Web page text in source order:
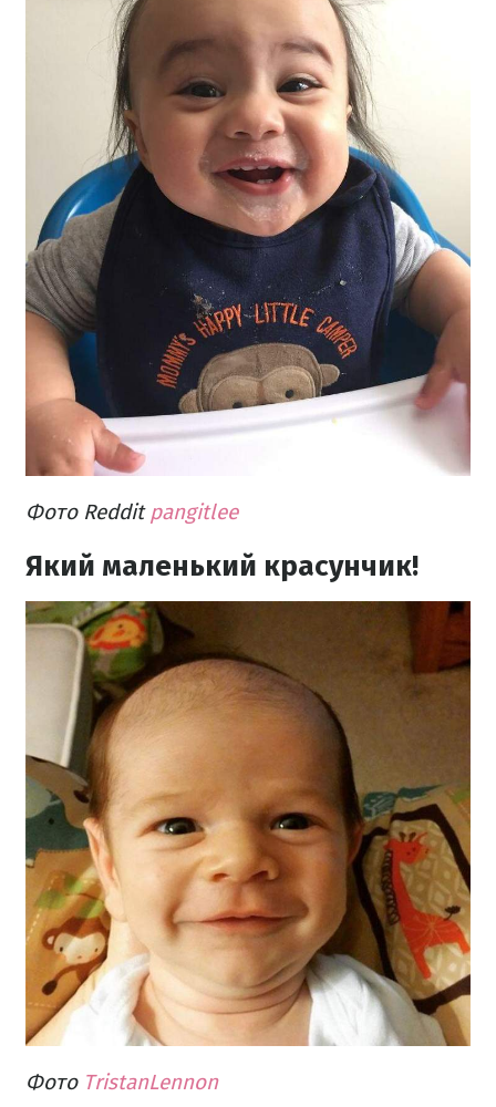
Фото Reddit pangitlee
Який маленький красунчик!
Фото TristanLennon